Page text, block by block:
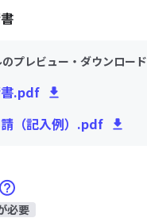
プレビュー・ダウンロード
書.pdf
（記入例）.pdf
必要